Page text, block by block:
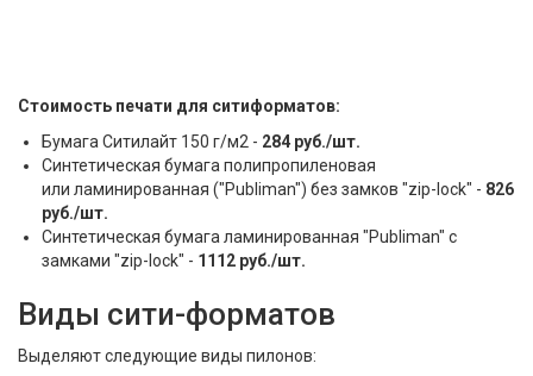
Стоимость печати для ситиформатов:
Бумага Ситилайт 150 г/м2 - 284 руб./шт.
Синтетическая бумага полипропиленовая
или ламинированная ("Publiman") без замков "zip-lock" - 826
руб./шт.
Синтетическая бумага ламинированная "Publiman" с
замками "zip-lock" - 1112 руб./шт.
Виды сити-форматов
Выделяют следующие виды пилонов: